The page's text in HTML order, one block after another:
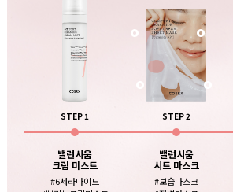
STEP 1
밸런시움
크림 미스트
#6세라마이드
STEP 2
밸런시움
시트 마스크
#보습마스크